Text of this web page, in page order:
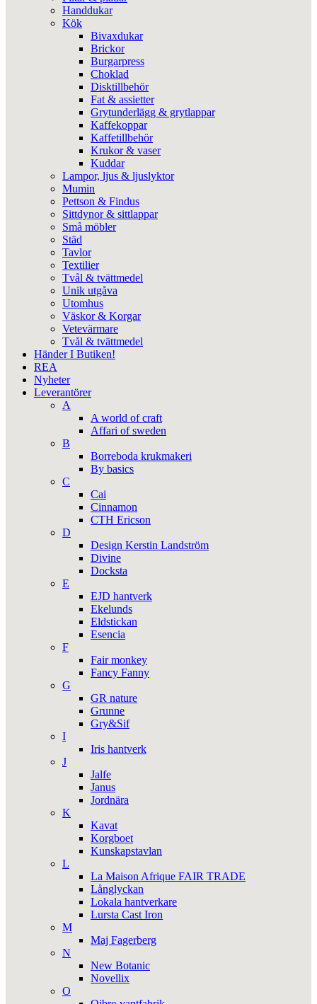
Handdukar
Kök
Bivaxdukar
Brickor
Burgarpress
Choklad
Disktillbehör
Fat & assietter
Grytunderlägg & grytlappar
Kaffekoppar
Kaffetillbehör
Krukor & vaser
Kuddar
Lampor, ljus & ljuslyktor
Mumin
Pettson & Findus
Sittdynor & sittlappar
Små möbler
Städ
Tavlor
Textilier
Tvål & tvättmedel
Unik utgåva
Utomhus
Väskor & Korgar
Vetevärmare
Tvål & tvättmedel
Händer I Butiken!
REA
Nyheter
Leverantörer
A
A world of craft
Affari of sweden
B
Borreboda krukmakeri
By basics
C
Cai
Cinnamon
CTH Ericson
D
Design Kerstin Landström
Divine
Docksta
E
EJD hantverk
Ekelunds
Eldstickan
Esencia
F
Fair monkey
Fancy Fanny
G
GR nature
Grunne
Gry&Sif
I
Iris hantverk
J
Jalfe
Janus
Jordnära
K
Kavat
Korgboet
Kunskapstavlan
L
La Maison Afrique FAIR TRADE
Långlyckan
Lokala hantverkare
Lursta Cast Iron
M
Maj Fagerberg
N
New Botanic
Novellix
O